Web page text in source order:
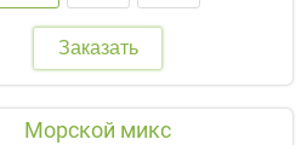
Заказать
Морской микс